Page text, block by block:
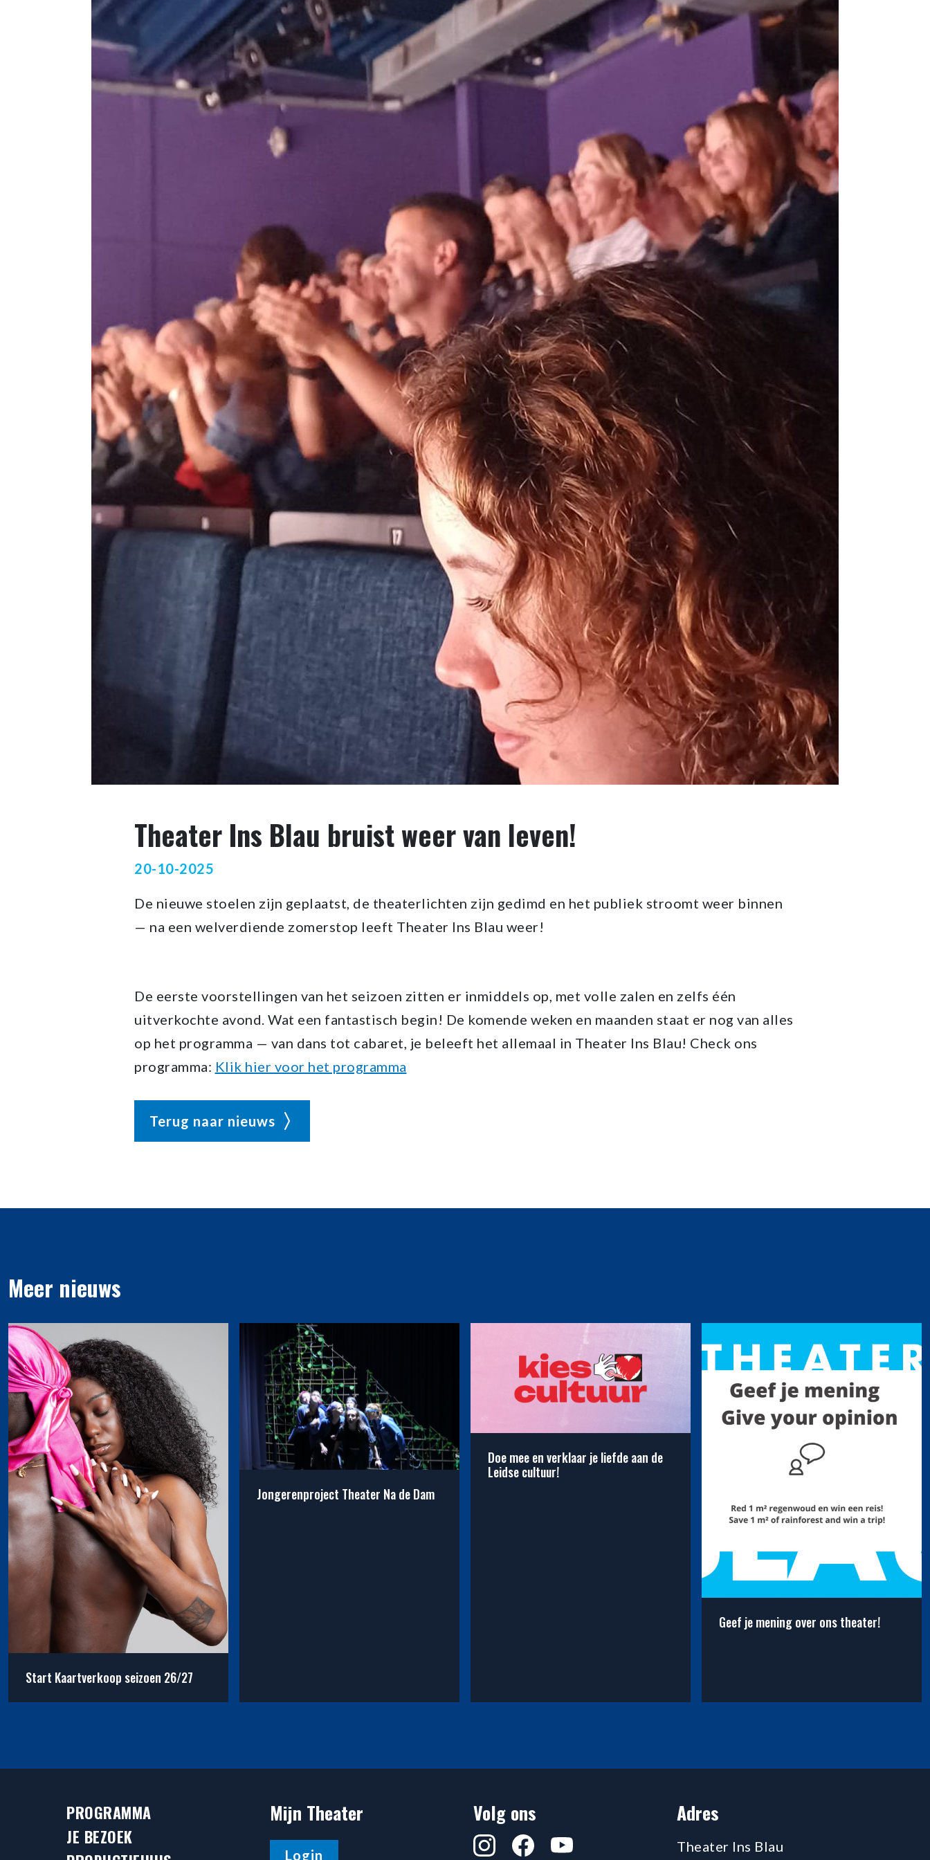
Theater Ins Blau bruist weer van leven!
20-10-2025
De nieuwe stoelen zijn geplaatst, de theaterlichten zijn gedimd en het publiek stroomt weer binnen
— na een welverdiende zomerstop leeft Theater Ins Blau weer!
De eerste voorstellingen van het seizoen zitten er inmiddels op, met volle zalen en zelfs één
uitverkochte avond. Wat een fantastisch begin! De komende weken en maanden staat er nog van alles
op het programma — van dans tot cabaret, je beleeft het allemaal in Theater Ins Blau! Check ons
programma: Klik hier voor het programma
Terug naar nieuws
Meer nieuws
Start Kaartverkoop seizoen 26/27
Jongerenproject Theater Na de Dam
Doe mee en verklaar je liefde aan de
Leidse cultuur!
Geef je mening over ons theater!
PROGRAMMA
JE BEZOEK
Mijn Theater
Login
Volg ons
InstagramFacebookYouTube
Adres
Theater Ins Blau